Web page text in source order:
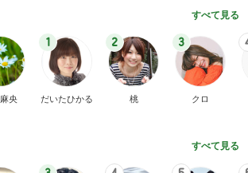
クロ
すべて見る
3
つばきファク
トリー